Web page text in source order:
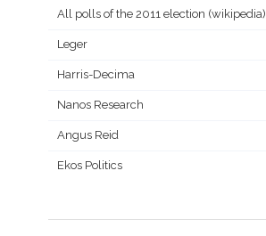
All polls of the 2011 election (wikipedia)
Leger
Harris-Decima
Nanos Research
Angus Reid
Ekos Politics